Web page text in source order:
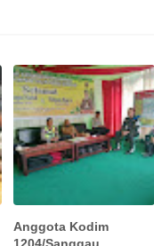
Anggota Kodim